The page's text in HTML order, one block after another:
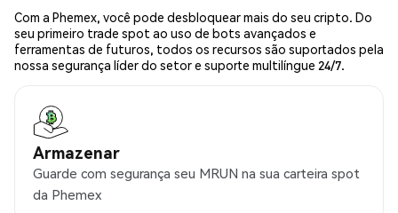
Com a Phemex, você pode desbloquear mais do seu cripto. Do
seu primeiro trade spot ao uso de bots avançados e
ferramentas de futuros, todos os recursos são suportados pela
nossa segurança líder do setor e suporte multilíngue 24/7.
Armazenar
Guarde com segurança seu MRUN na sua carteira spot
da Phemex